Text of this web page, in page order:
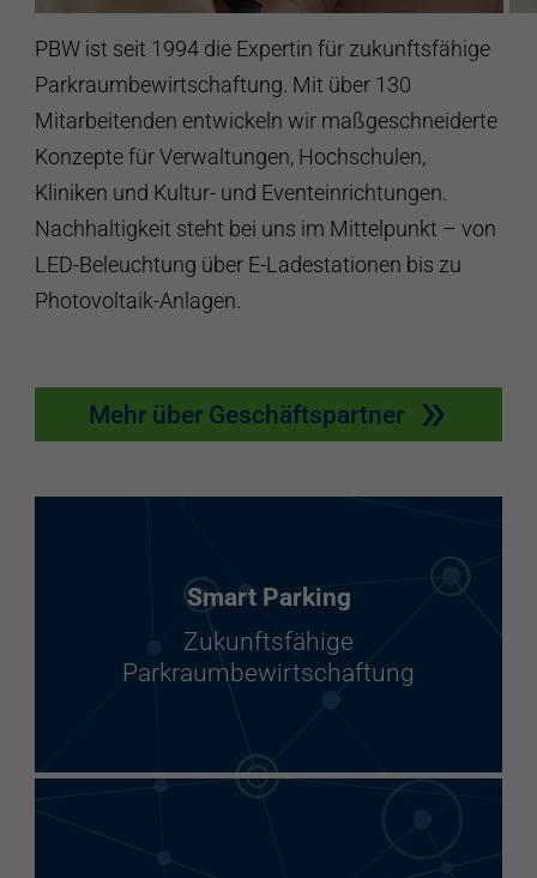
PBW ist seit 1994 die Expertin für zukunftsfähige
Parkraumbewirtschaftung. Mit über 130
Mitarbeitenden entwickeln wir maßgeschneiderte
Konzepte für Verwaltungen, Hochschulen,
Kliniken und Kultur- und Eventeinrichtungen.
Nachhaltigkeit steht bei uns im Mittelpunkt – von
LED-Beleuchtung über E-Ladestationen bis zu
Photovoltaik-Anlagen.
Mehr über Geschäftspartner
Smart Parking
Zukunftsfähige
Parkraumbewirtschaftung